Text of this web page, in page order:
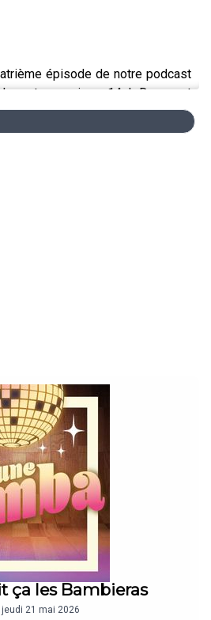
épisode de notre podcast
stars, saison 14 ! Dans cet
sur la soirée spéciale Disney du
les performances, l'ambiance
à notre Patreon
ça les Bambieras
jeudi 21 mai 2026